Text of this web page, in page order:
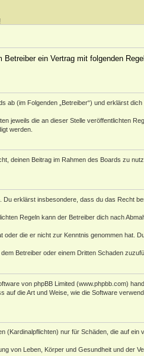
Betreiber ein Vertrag mit folgenden
ab (im Folgenden „Betreiber“) und erklärst dich
jeweils die an dieser Stelle veröffentlichten
werden.
deinen Beitrag im Rahmen des Boards zu
erklärst insbesondere, dass du das Recht
Regeln kann der Betreiber dich nach
die er nicht zur Kenntnis genommen hat.
Betreiber oder einem Dritten Schaden
von phpBB Limited (www.phpbb.com)
auf die Art und Weise, wie die Software
(Kardinalpflichten) nur für Schäden, die auf ein
von Leben, Körper und Gesundheit und der